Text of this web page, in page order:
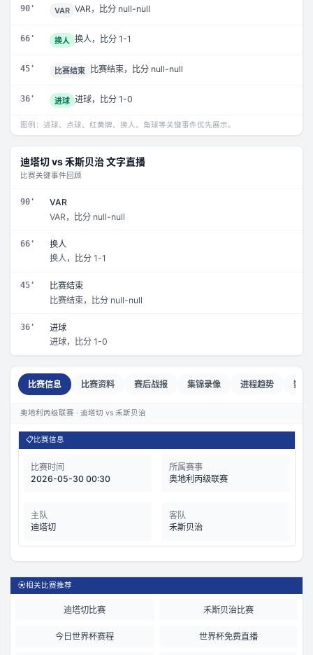
90' VAR VAR，比分 null-null
66' 换人 换人，比分 1-1
45' 比赛结束 比赛结束，比分 null-null
36' 进球 进球，比分 1-0
图例：进球、点球、红黄牌、换人、角球等关键事件优先展示。
迪塔切vs禾斯贝治文字直播
比赛关键事件回顾
90'
VAR
VAR，比分 null-null
66'
换人
换人，比分 1-1
45'
比赛结束
比赛结束，比分 null-null
36'
进球
进球，比分 1-0
比赛信息 比赛资料 赛后战报 集锦录像 进程趋势 数据
奥地利丙级联赛 · 迪塔切 vs 禾斯贝治
📋比赛信息
比赛时间
2026-05-30 00:30
所属赛事
奥地利丙级联赛
主队
迪塔切
客队
禾斯贝治
⚽相关比赛推荐
迪塔切比赛 禾斯贝治比赛
今日世界杯赛程 世界杯免费直播